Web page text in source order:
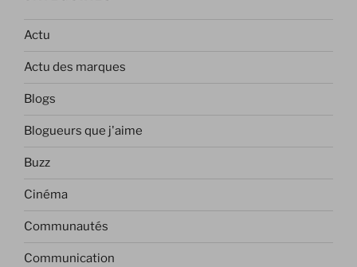
Actu
Actu des marques
Blogs
Blogueurs que j'aime
Buzz
Cinéma
Communautés
Communication